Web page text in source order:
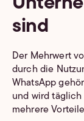
sind
Der Mehrwert
durch die
WhatsApp
und wird
mehrere